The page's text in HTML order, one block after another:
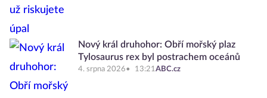
Nový král druhohor: Obří mořský plaz
Tylosaurus rex byl postrachem oceánů
4. srpna 2026 13:21ABC.cz